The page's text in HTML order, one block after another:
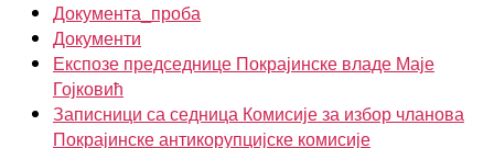
Документа_проба
Документи
Експозе председнице Покрајинске владе Маје
Гојковић
Записници са седница Комисије за избор чланова
Покрајинске антикорупцијске комисије